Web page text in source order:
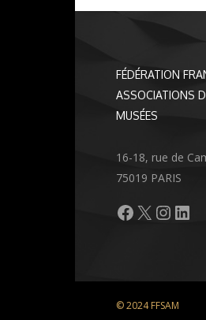
FÉDÉRATION
ASSOCIATIONS
MUSÉES
16-18, rue de
75019 PARIS
Facebook
X
© 2024 FFSAM